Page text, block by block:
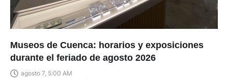
Museos de Cuenca: horarios y exposiciones
durante el feriado de agosto 2026
agosto 7, 5:00 AM